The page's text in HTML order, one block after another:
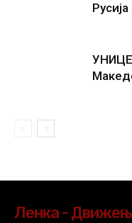
Ленка -